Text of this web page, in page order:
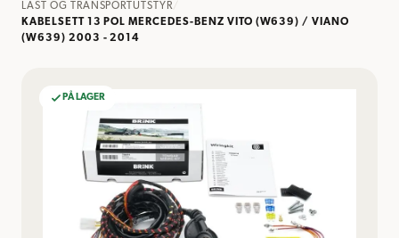
LAST OG TRANSPORTUTSTYR
KABELSETT 13 POL MERCEDES-BENZ VITO (W639) / VIANO
(W639) 2003 - 2014
PÅ LAGER